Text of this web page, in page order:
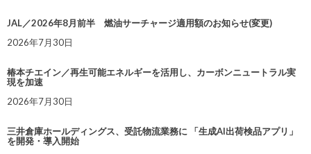
JAL／2026年8月前半 燃油サーチャージ適用額のお知らせ(変更)
2026年7月30日
椿本チエイン／再生可能エネルギーを活用し、カーボンニュートラル実
現を加速
2026年7月30日
三井倉庫ホールディングス、受託物流業務に 「生成AI出荷検品アプリ」
を開発・導入開始